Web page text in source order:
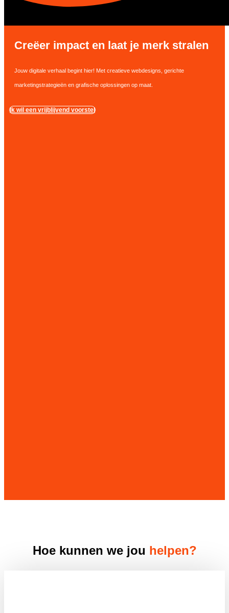
Creëer impact en laat je merk stralen
Jouw digitale verhaal begint hier! Met creatieve webdesigns, gerichte
marketingstrategieën en grafische oplossingen op maat.
Ik wil een vrijblijvend voorstel
Hoe kunnen we jou helpen?